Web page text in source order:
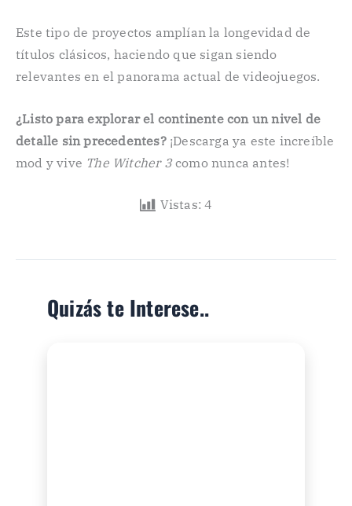
Este tipo de proyectos amplían la longevidad de
títulos clásicos, haciendo que sigan siendo
relevantes en el panorama actual de videojuegos.
¿Listo para explorar el continente con un nivel de
detalle sin precedentes?¡Descarga ya este increíble
mod y vive The Witcher 3como nunca antes!
Vistas: 4
Quizás te Interese..